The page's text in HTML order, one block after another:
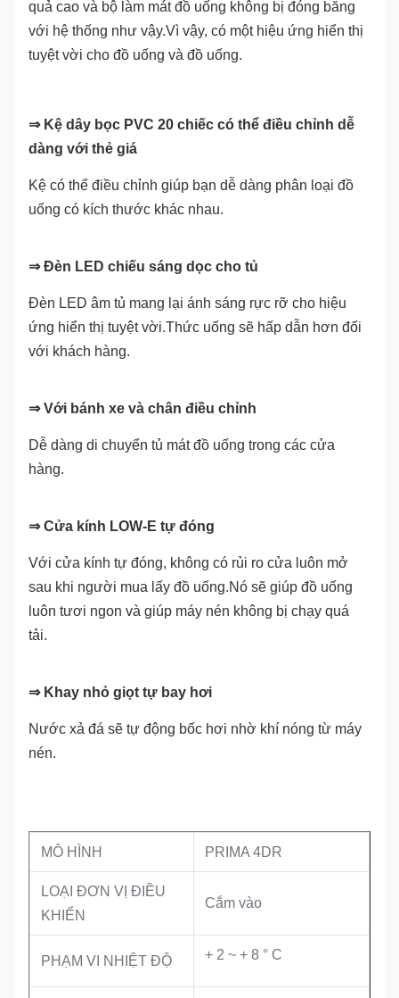
quả cao và bộ làm mát đồ uống không bị đóng băng
với hệ thống như vậy.Vì vậy, có một hiệu ứng hiển thị
tuyệt vời cho đồ uống và đồ uống.
⇒ Kệ dây bọc PVC 20 chiếc có thể điều chỉnh dễ
dàng với thẻ giá
Kệ có thể điều chỉnh giúp bạn dễ dàng phân loại đồ
uống có kích thước khác nhau.
⇒ Đèn LED chiếu sáng dọc cho tủ
Đèn LED âm tủ mang lại ánh sáng rực rỡ cho hiệu
ứng hiển thị tuyệt vời.Thức uống sẽ hấp dẫn hơn đối
với khách hàng.
⇒ Với bánh xe và chân điều chỉnh
Dễ dàng di chuyển tủ mát đồ uống trong các cửa
hàng.
⇒ Cửa kính LOW-E tự đóng
Với cửa kính tự đóng, không có rủi ro cửa luôn mở
sau khi người mua lấy đồ uống.Nó sẽ giúp đồ uống
luôn tươi ngon và giúp máy nén không bị chạy quá
tải.
⇒ Khay nhỏ giọt tự bay hơi
Nước xả đá sẽ tự động bốc hơi nhờ khí nóng từ máy
nén.
MÔ HÌNH PRIMA 4DR
LOẠI ĐƠN VỊ ĐIỀU
KHIỂN
Cắm vào
PHẠM VI NHIỆT ĐỘ + 2 ~ + 8 ° C